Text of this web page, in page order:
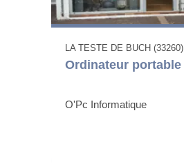
LA TESTE DE BUCH (33260)
Ordinateur portable
O'Pc Informatique